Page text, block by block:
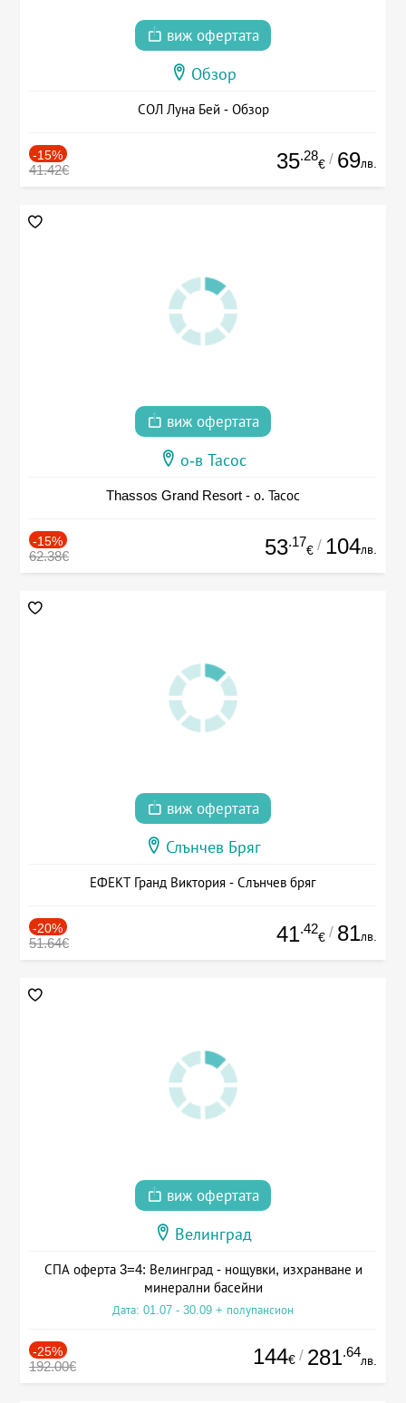
виж офертата
Обзор
СОЛ Луна Бей - Обзор
-15%
41.42€ 35.28
€ / 69лв.
виж офертата
о-в Тасос
Thassos Grand Resort - о. Тасос
-15%
62.38€ 53.17
€ / 104лв.
виж офертата
Слънчев Бряг
ЕФЕКТ Гранд Виктория - Слънчев бряг
-20%
51.64€ 41.42
€ / 81лв.
виж офертата
Велинград
СПА оферта 3=4: Велинград - нощувки, изхранване и
минерални басейни
Дата: 01.07 - 30.09 + полупансион
-25%
192.00€ 144€ / 281.64
лв.